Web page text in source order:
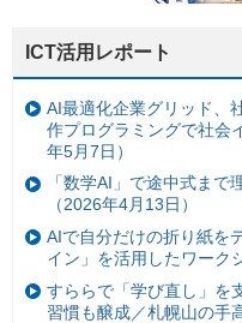
ICT活用レポート
AI最適化企業グリッド、
作プログラミングで社会
年5月7日）
「数学AI」で途中式ま
（2026年4月13日）
AIで自分だけの折り紙を
イン」を活用したワーク
すららで「学び直し」を
習慣も醸成／札幌山の手